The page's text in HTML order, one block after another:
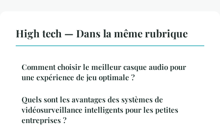
High tech — Dans la même rubrique
Comment choisir le meilleur casque audio pour
une expérience de jeu optimale ?
Quels sont les avantages des systèmes de
vidéosurveillance intelligents pour les petites
entreprises ?